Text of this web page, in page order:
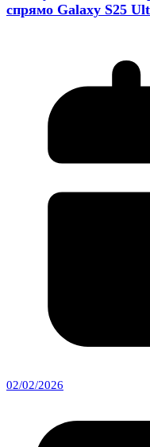
спрямо Galaxy S25
02/02/2026